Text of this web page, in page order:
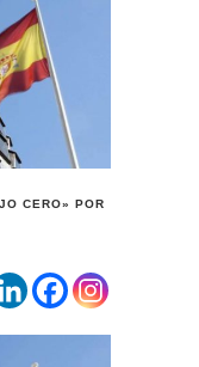
CERO» POR